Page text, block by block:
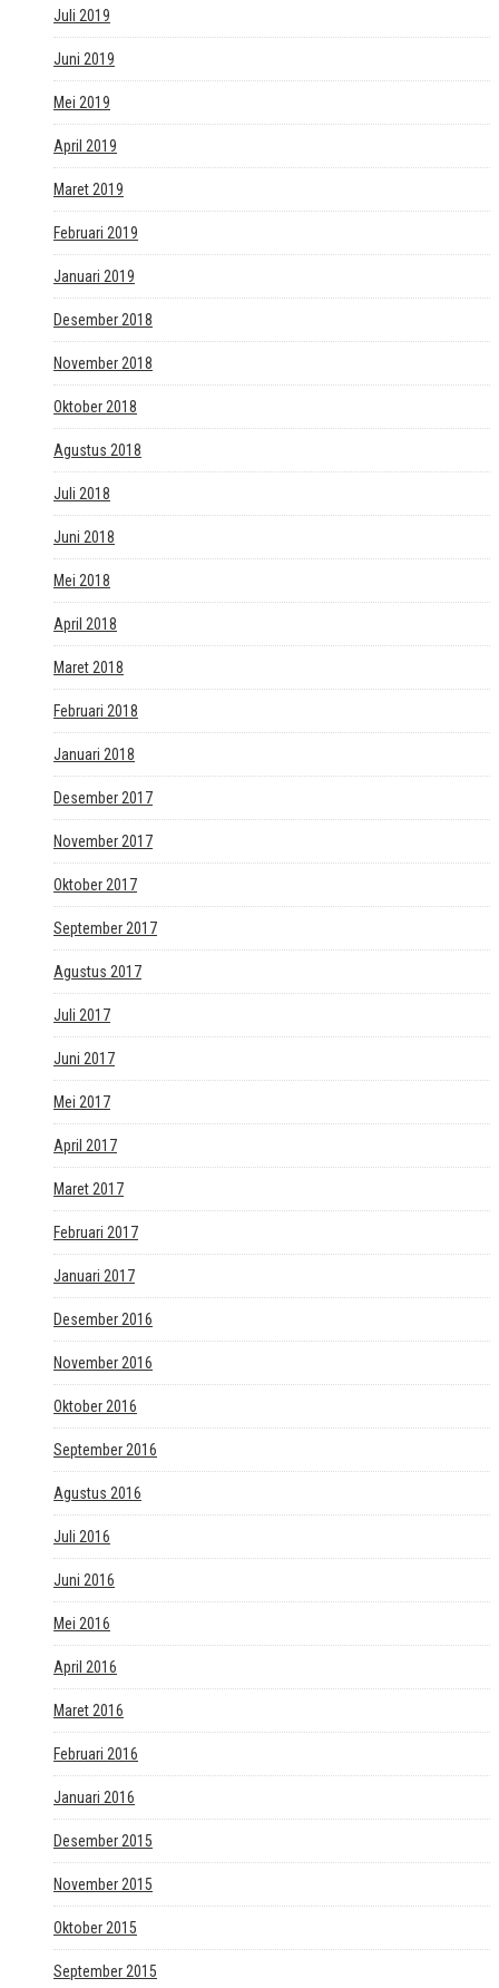
Juli 2019
Juni 2019
Mei 2019
April 2019
Maret 2019
Februari 2019
Januari 2019
Desember 2018
November 2018
Oktober 2018
Agustus 2018
Juli 2018
Juni 2018
Mei 2018
April 2018
Maret 2018
Februari 2018
Januari 2018
Desember 2017
November 2017
Oktober 2017
September 2017
Agustus 2017
Juli 2017
Juni 2017
Mei 2017
April 2017
Maret 2017
Februari 2017
Januari 2017
Desember 2016
November 2016
Oktober 2016
September 2016
Agustus 2016
Juli 2016
Juni 2016
Mei 2016
April 2016
Maret 2016
Februari 2016
Januari 2016
Desember 2015
November 2015
Oktober 2015
September 2015